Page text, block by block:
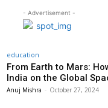
- Advertisement -
education
From Earth to Mars:
India on the Global
Anuj Mishra - October 27, 2024